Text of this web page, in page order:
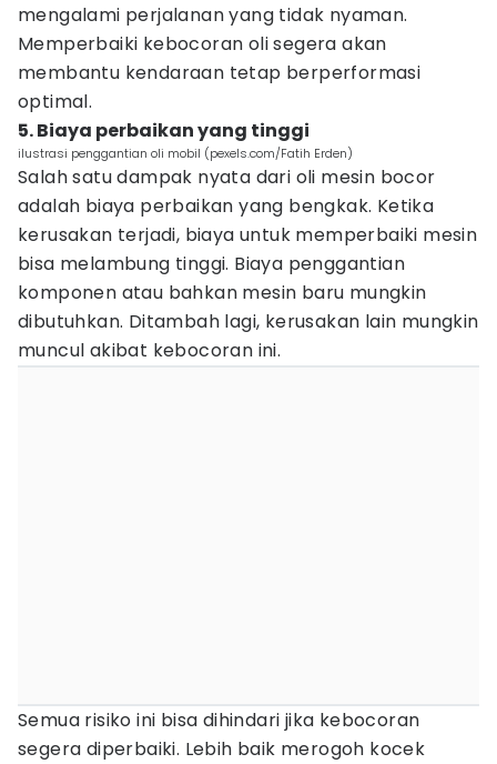
mengalami perjalanan yang tidak nyaman.
Memperbaiki kebocoran oli segera akan
membantu kendaraan tetap berperformasi
optimal.
5. Biaya perbaikan yang tinggi
ilustrasi penggantian oli mobil (pexels.com/Fatih Erden)
Salah satu dampak nyata dari oli mesin bocor
adalah biaya perbaikan yang bengkak. Ketika
kerusakan terjadi, biaya untuk memperbaiki mesin
bisa melambung tinggi. Biaya penggantian
komponen atau bahkan mesin baru mungkin
dibutuhkan. Ditambah lagi, kerusakan lain mungkin
muncul akibat kebocoran ini.
Semua risiko ini bisa dihindari jika kebocoran
segera diperbaiki. Lebih baik merogoh kocek